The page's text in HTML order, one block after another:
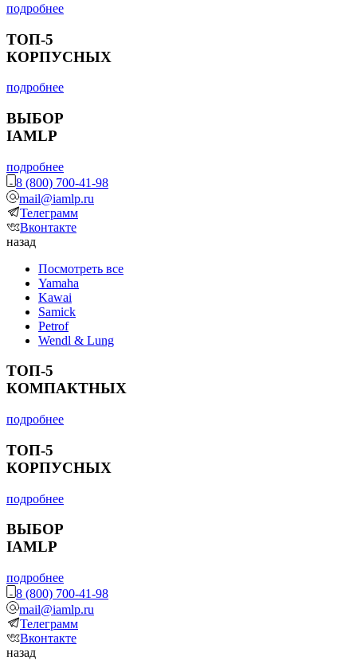
подробнее
ТОП-5
КОРПУСНЫХ
подробнее
ВЫБОР
IAMLP
подробнее
8 (800) 700-41-98
mail@iamlp.ru
Телеграмм
Вконтакте
назад
Посмотреть все
Yamaha
Kawai
Samick
Petrof
Wendl & Lung
ТОП-5
КОМПАКТНЫХ
подробнее
ТОП-5
КОРПУСНЫХ
подробнее
ВЫБОР
IAMLP
подробнее
8 (800) 700-41-98
mail@iamlp.ru
Телеграмм
Вконтакте
назад